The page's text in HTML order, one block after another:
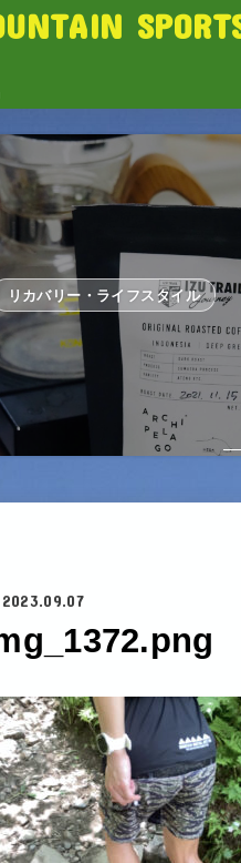
リカバリー・ライフスタイル
2023.09.07